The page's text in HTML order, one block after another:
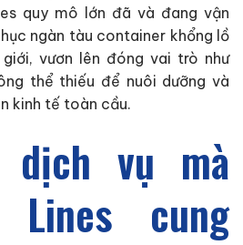
quy mô lớn đã và đang vận
ngàn tàu container khổng lồ
vươn lên đóng vai trò như
thể thiếu để nuôi dưỡng và
kinh tế toàn cầu.
dịch vụ mà
Lines cung